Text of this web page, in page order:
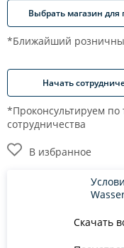
Выбрать магазин для
*Ближайший
Начать
*Проконсультируем по
сотрудничества
В избранное
Скачать